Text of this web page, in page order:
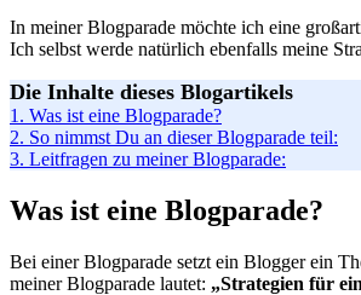
In meiner Blogparade möchte ich eine
Ich selbst werde natürlich ebenfalls meine
Die Inhalte dieses Blogartikels
1. Was ist eine Blogparade?
2. So nimmst Du an dieser Blogparade teil:
3. Leitfragen zu meiner Blogparade:
Was ist eine Blogparade?
Bei einer Blogparade setzt ein Blogger ein
meiner Blogparade lautet: „Strategien für